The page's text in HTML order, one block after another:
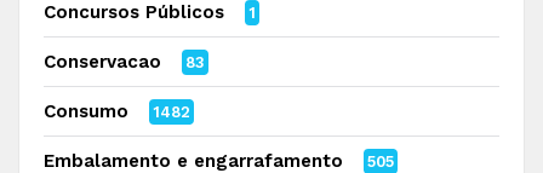
Concursos Públicos 1
Conservacao 83
Consumo 1482
Embalamento e engarrafamento 505